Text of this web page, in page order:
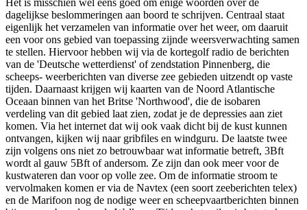
dagelijkse beslommeringen aan boord te schrijven. Centraal staat
eigenlijk het verzamelen van informatie over het weer, om daaruit
een voor ons gebied van toepassing zijnde weersverwachting samen
te stellen. Hiervoor hebben wij via de kortegolf radio de berichten
van de 'Deutsche wetterdienst' of zendstation Pinnenberg, die
scheeps- weerberichten van diverse zee gebieden uitzendt op vaste
tijden. Daarnaast krijgen wij kaarten van de Noord Atlantische
Oceaan binnen van het Britse 'Northwood', die de isobaren
verdeling van dit gebied laat zien, zodat je de depressies aan ziet
komen. Via het internet dat wij ook vaak dicht bij de kust kunnen
ontvangen, kijken wij naar gribfiles en windguru. De laatste twee
zijn volgens ons niet zo betrouwbaar wat informatie betreft, 3Bft
wordt al gauw 5Bft of andersom. Ze zijn dan ook meer voor de
kustwateren dan voor op volle zee. Om de informatie stroom te
vervolmaken komen er via de Navtex (een soort zeeberichten telex)
en de Marifoon nog de nodige weer en scheepvaartberichten binnen